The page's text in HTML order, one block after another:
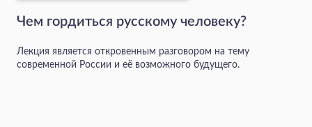
Чем гордиться русскому человеку?
Лекция является откровенным разговором на тему
современной России и её возможного будущего.